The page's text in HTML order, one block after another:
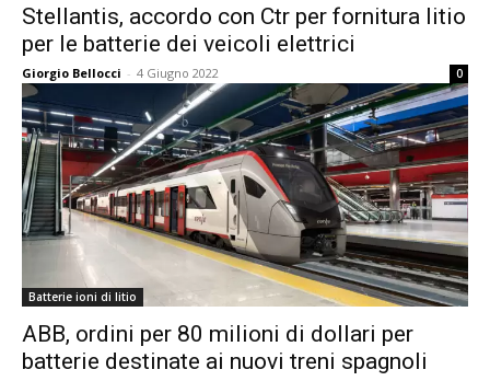
Stellantis, accordo con Ctr per fornitura litio
per le batterie dei veicoli elettrici
Giorgio Bellocci - 4 Giugno 2022 0
Batterie ioni di litio
ABB, ordini per 80 milioni di dollari per
batterie destinate ai nuovi treni spagnoli